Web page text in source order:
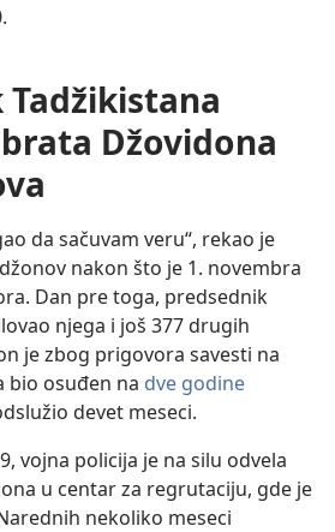
Džovidona
da sačuvam veru“, rekao je
nakon što je 1. novembra
Dan pre toga, predsednik
njega i još 377 drugih
je zbog prigovora savesti na
bio osuđen na dve godine
devet meseci.
vojna policija je na silu odvela
u centar za regrutaciju, gde je
nekoliko meseci